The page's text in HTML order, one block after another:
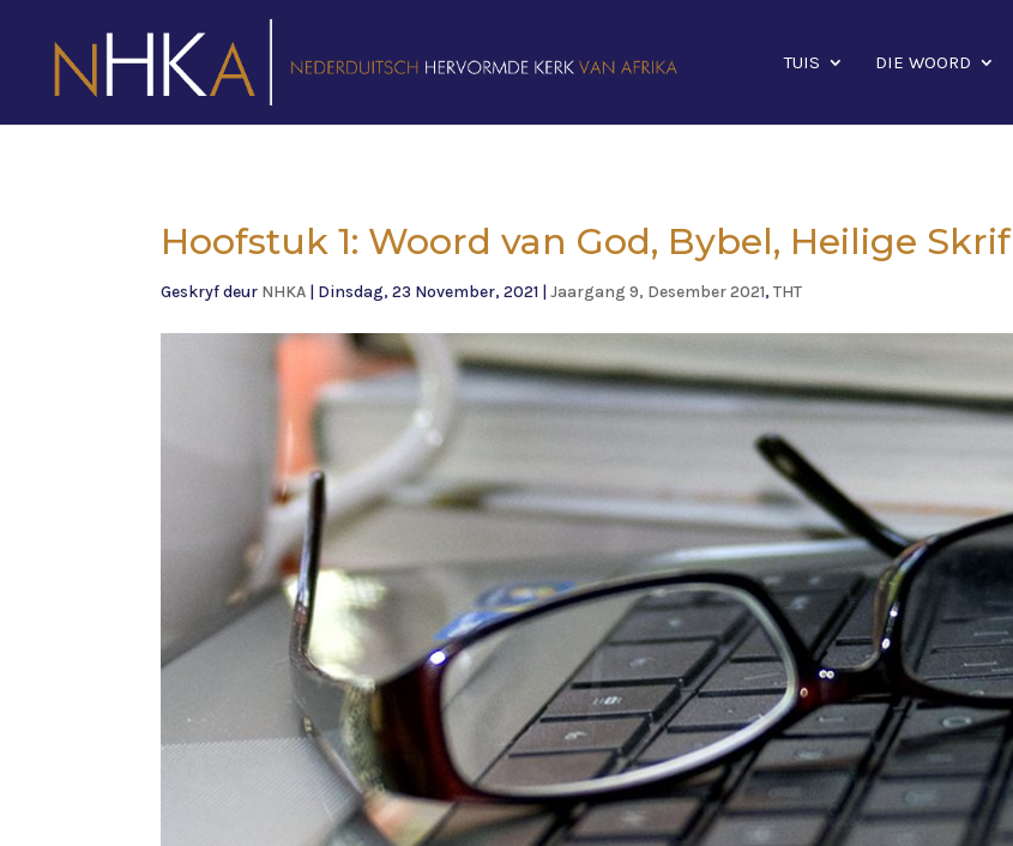
TUIS DIE WOORD
Hoofstuk 1: Woord van God, Bybel, Heilige Skrif
Geskryf deur NHKA | Dinsdag, 23 November, 2021 |Jaargang 9, Desember 2021,THT